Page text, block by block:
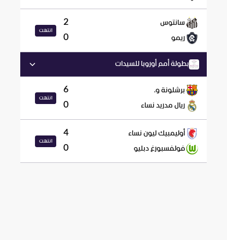
سانتوس 2
ريمو 0
انتهت
بطولة أمم أوروبا للسيدات
برشلونة و. 6
ريال مدريد نساء 0
انتهت
أوليمبيك ليون نساء 4
فولفسبورغ دبليو 0
انتهت